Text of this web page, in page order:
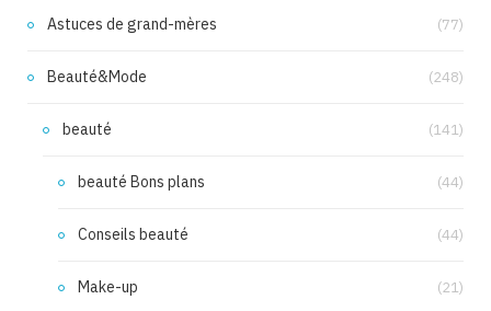
Astuces de grand-mères (77)
Beauté&Mode (248)
beauté (141)
beauté Bons plans (44)
Conseils beauté (44)
Make-up (21)